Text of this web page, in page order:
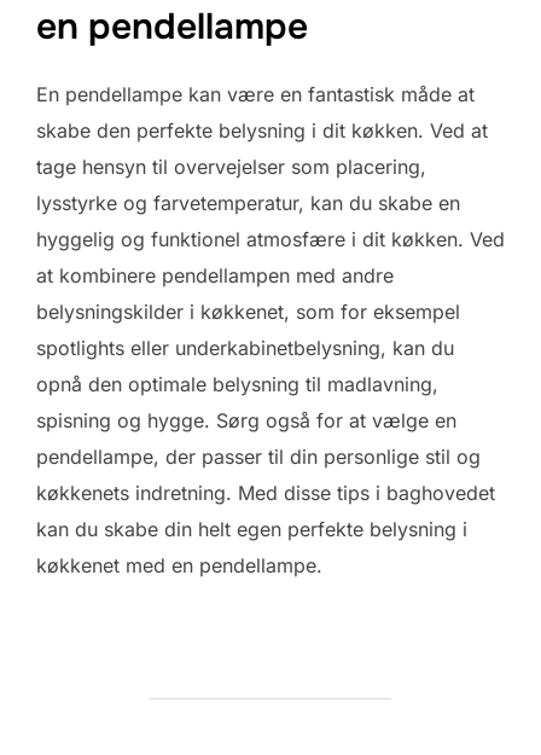
en pendellampe
En pendellampe kan være en fantastisk måde at
skabe den perfekte belysning i dit køkken. Ved at
tage hensyn til overvejelser som placering,
lysstyrke og farvetemperatur, kan du skabe en
hyggelig og funktionel atmosfære i dit køkken. Ved
at kombinere pendellampen med andre
belysningskilder i køkkenet, som for eksempel
spotlights eller underkabinetbelysning, kan du
opnå den optimale belysning til madlavning,
spisning og hygge. Sørg også for at vælge en
pendellampe, der passer til din personlige stil og
køkkenets indretning. Med disse tips i baghovedet
kan du skabe din helt egen perfekte belysning i
køkkenet med en pendellampe.